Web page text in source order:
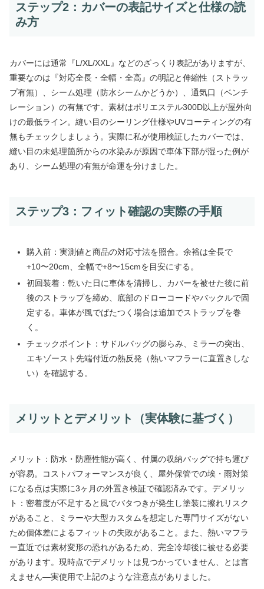
ステップ2：カバーの表記サイズと仕様の読
み方
カバーには通常『L/XL/XXL』などのざっくり表記がありますが、
重要なのは『対応全長・全幅・全高』の明記と伸縮性（ストラッ
プ有無）、シーム処理（防水シームかどうか）、通気口（ベンチ
レーション）の有無です。素材はポリエステル300D以上が屋外向
けの最低ライン。縫い目のシーリング仕様やUVコーティングの有
無もチェックしましょう。実際に私が使用検証したカバーでは、
縫い目の未処理箇所からの水染みが原因で車体下部が湿った例が
あり、シーム処理の有無が命運を分けました。
ステップ3：フィット確認の実際の手順
購入前：実測値と商品の対応寸法を照合。余裕は全長で
+10〜20cm、全幅で+8〜15cmを目安にする。
初回装着：乾いた日に車体を清掃し、カバーを被せた後に前
後のストラップを締め、底部のドローコードやバックルで固
定する。車体が風でばたつく場合は追加でストラップを巻
く。
チェックポイント：サドルバッグの膨らみ、ミラーの突出、
エキゾースト先端付近の熱反発（熱いマフラーに直置きしな
い）を確認する。
メリットとデメリット（実体験に基づく）
メリット：防水・防塵性能が高く、付属の収納バッグで持ち運び
が容易。コストパフォーマンスが良く、屋外保管での埃・雨対策
になる点は実際に3ヶ月の外置き検証で確認済みです。デメリッ
ト：密着度が不足すると風でバタつきが発生し塗装に擦れリスク
があること、ミラーや大型カスタムを想定した専門サイズがない
ため個体差によるフィットの失敗があること。また、熱いマフラ
ー直近では素材変形の恐れがあるため、完全冷却後に被せる必要
があります。現時点でデメリットは見つかっていません、とは言
えません—実使用で上記のような注意点がありました。